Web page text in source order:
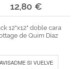
12,80 €
12"x12" doble cara
de Quim Díaz
AVISADME SI VUELVE